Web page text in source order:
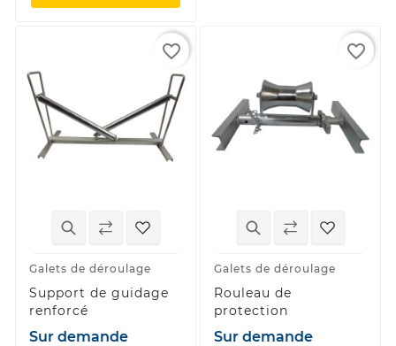
Galets de déroulage
Support de guidage
renforcé
Sur demande
favorite_border
Galets de déroulage
Rouleau de
protection
Sur demande
favorite_border